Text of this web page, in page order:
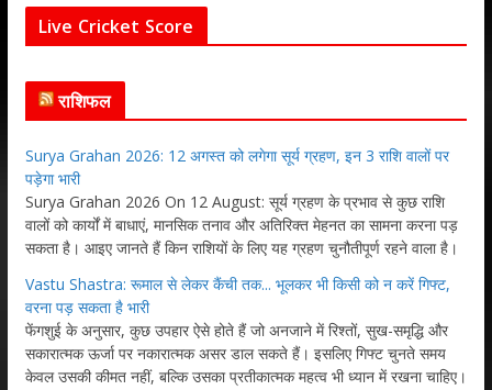
Live Cricket Score
राशिफल
Surya Grahan 2026: 12 अगस्त को लगेगा सूर्य ग्रहण, इन 3 राशि वालों पर
पड़ेगा भारी
Surya Grahan 2026 On 12 August: सूर्य ग्रहण के प्रभाव से कुछ राशि
वालों को कार्यों में बाधाएं, मानसिक तनाव और अतिरिक्त मेहनत का सामना करना पड़
सकता है। आइए जानते हैं किन राशियों के लिए यह ग्रहण चुनौतीपूर्ण रहने वाला है।
Vastu Shastra: रूमाल से लेकर कैंची तक... भूलकर भी किसी को न करें गिफ्ट,
वरना पड़ सकता है भारी
फेंगशुई के अनुसार, कुछ उपहार ऐसे होते हैं जो अनजाने में रिश्तों, सुख-समृद्धि और
सकारात्मक ऊर्जा पर नकारात्मक असर डाल सकते हैं। इसलिए गिफ्ट चुनते समय
केवल उसकी कीमत नहीं, बल्कि उसका प्रतीकात्मक महत्व भी ध्यान में रखना चाहिए।